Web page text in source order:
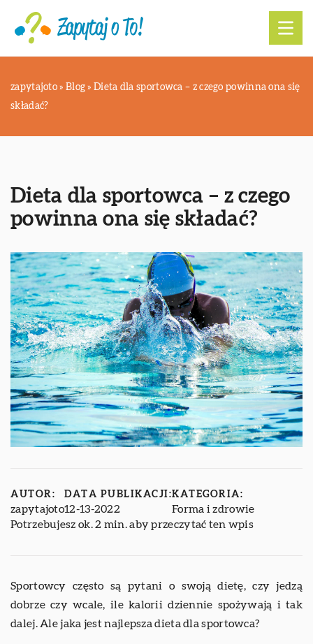
zapytajoto » Blog »Dieta dla sportowca – z czego powinna ona się
składać?
Dieta dla sportowca – z czego
powinna ona się składać?
AUTOR:
zapytajoto
DATA PUBLIKACJI:
12-13-2022
KATEGORIA:
Forma i zdrowie
Potrzebujesz ok. 2 min. aby przeczytać ten wpis
Sportowcy często są pytani o swoją dietę, czy jedzą
dobrze czy wcale, ile kalorii dziennie spożywają i tak
dalej. Ale jaka jest najlepsza dieta dla sportowca?